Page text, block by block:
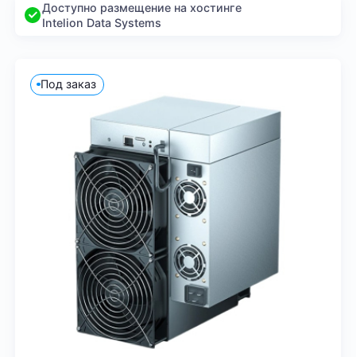
Доступно размещение на хостинге
Intelion Data Systems
Под заказ